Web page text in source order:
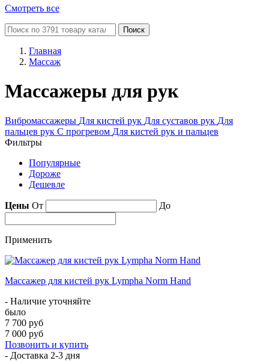
Смотреть все
Поиск
Главная
Массаж
Массажеры для рук
Вибромассажеры Для кистей рук Для суставов рук Для
пальцев рук С прогревом Для кистей рук и пальцев
Фильтры
Популярные
Дороже
Дешевле
Цены От До
Применить
Массажер для кистей рук Lympha Norm Hand
- Наличие уточняйте
было
7 700 руб
7 000 руб
Позвонить и купить
- Доставка 2-3 дня